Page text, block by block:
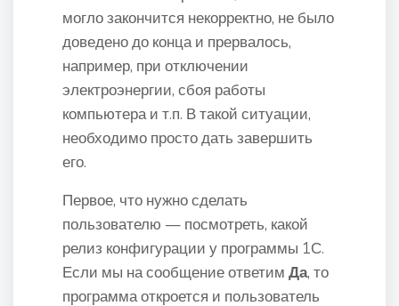
могло закончится некорректно, не было
доведено до конца и прервалось,
например, при отключении
электроэнергии, сбоя работы
компьютера и т.п. В такой ситуации,
необходимо просто дать завершить
его.
Первое, что нужно сделать
пользователю — посмотреть, какой
релиз конфигурации у программы 1С.
Если мы на сообщение ответим Да, то
программа откроется и пользователь